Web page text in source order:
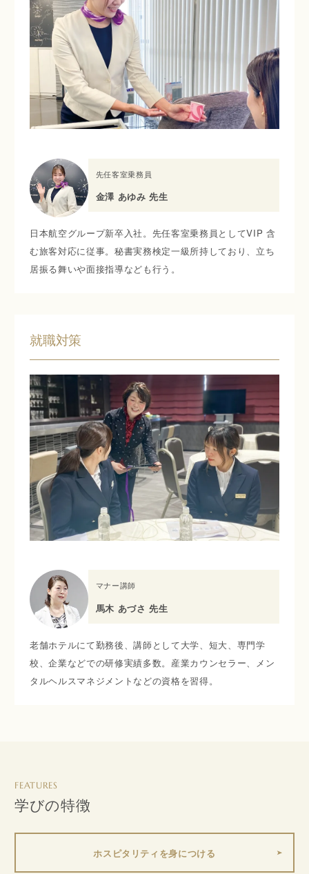
先任客室乗務員
金澤 あゆみ 先生
日本航空グループ新卒入社。先任客室乗務員としてVIP 含
む旅客対応に従事。秘書実務検定一級所持しており、立ち
居振る舞いや面接指導なども行う。
就職対策
マナー講師
馬木 あづさ 先生
老舗ホテルにて勤務後、講師として大学、短大、専門学
校、企業などでの研修実績多数。産業カウンセラー、メン
タルヘルスマネジメントなどの資格を習得。
FEATURES
学びの特徴
ホスピタリティを身につける